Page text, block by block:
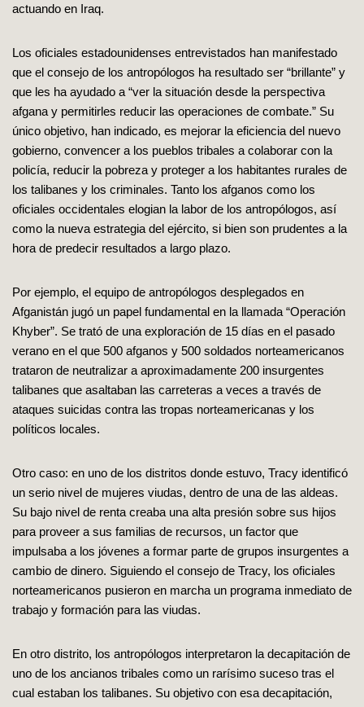
actuando en Iraq.
Los oficiales estadounidenses entrevistados han manifestado
que el consejo de los antropólogos ha resultado ser “brillante” y
que les ha ayudado a “ver la situación desde la perspectiva
afgana y permitirles reducir las operaciones de combate.” Su
único objetivo, han indicado, es mejorar la eficiencia del nuevo
gobierno, convencer a los pueblos tribales a colaborar con la
policía, reducir la pobreza y proteger a los habitantes rurales de
los talibanes y los criminales. Tanto los afganos como los
oficiales occidentales elogian la labor de los antropólogos, así
como la nueva estrategia del ejército, si bien son prudentes a la
hora de predecir resultados a largo plazo.
Por ejemplo, el equipo de antropólogos desplegados en
Afganistán jugó un papel fundamental en la llamada “Operación
Khyber”. Se trató de una exploración de 15 días en el pasado
verano en el que 500 afganos y 500 soldados norteamericanos
trataron de neutralizar a aproximadamente 200 insurgentes
talibanes que asaltaban las carreteras a veces a través de
ataques suicidas contra las tropas norteamericanas y los
políticos locales.
Otro caso: en uno de los distritos donde estuvo, Tracy identificó
un serio nivel de mujeres viudas, dentro de una de las aldeas.
Su bajo nivel de renta creaba una alta presión sobre sus hijos
para proveer a sus familias de recursos, un factor que
impulsaba a los jóvenes a formar parte de grupos insurgentes a
cambio de dinero. Siguiendo el consejo de Tracy, los oficiales
norteamericanos pusieron en marcha un programa inmediato de
trabajo y formación para las viudas.
En otro distrito, los antropólogos interpretaron la decapitación de
uno de los ancianos tribales como un rarísimo suceso tras el
cual estaban los talibanes. Su objetivo con esa decapitación,